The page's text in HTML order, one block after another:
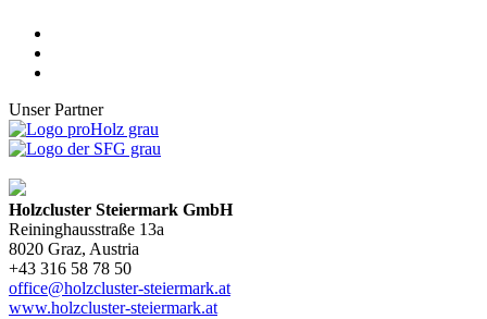
Unser Partner
Holzcluster Steiermark GmbH
Reininghausstraße 13a
8020 Graz, Austria
+43 316 58 78 50
office@holzcluster-steiermark.at
www.holzcluster-steiermark.at